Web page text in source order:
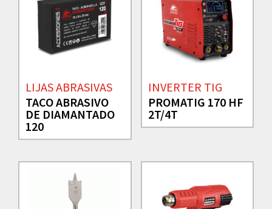
LIJAS ABRASIVAS
TACO ABRASIVO
DE DIAMANTADO
120
INVERTER TIG
PROMATIG 170 HF
2T/4T